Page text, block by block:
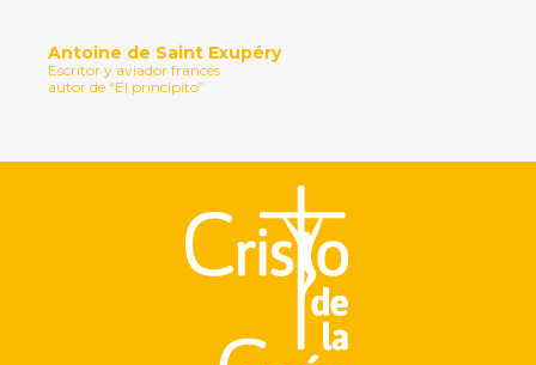
Antoine de Saint Exupéry
Escritor y aviador francés
autor de “El principito”